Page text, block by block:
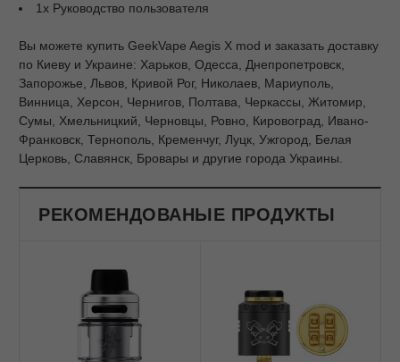
1x Руководство пользователя
Вы можете купить GeekVape Aegis X mod и заказать доставку
по Киеву и Украине: Харьков, Одесса, Днепропетровск,
Запорожье, Львов, Кривой Рог, Николаев, Мариуполь,
Винница, Херсон, Чернигов, Полтава, Черкассы, Житомир,
Сумы, Хмельницкий, Черновцы, Ровно, Кировоград, Ивано-
Франковск, Тернополь, Кременчуг, Луцк, Ужгород, Белая
Церковь, Славянск, Бровары и другие города Украины.
РЕКОМЕНДОВАНЫЕ ПРОДУКТЫ